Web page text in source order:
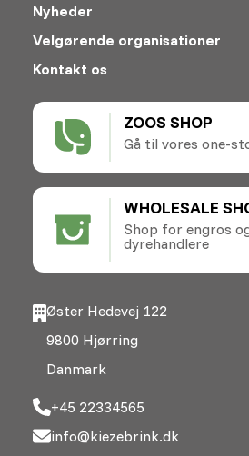
ZOOS SHOP
Gå til vores one-
WHOLESALE
Shop for engros
dyrehandlere
Nyheder
Velgørende organisationer
Kontakt os
Øster Hedevej 122
9800 Hjørring
Danmark
+45 22334565
info@kiezebrink.dk